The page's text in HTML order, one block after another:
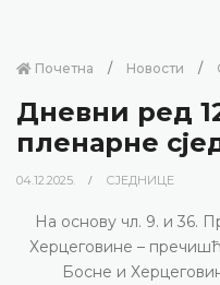
Почетна Новости
Дневни ред
пленарне
04.12.2025. СЈЕДНИЦЕ
На основу чл. 9. и 36.
Херцеговине –
Босне и